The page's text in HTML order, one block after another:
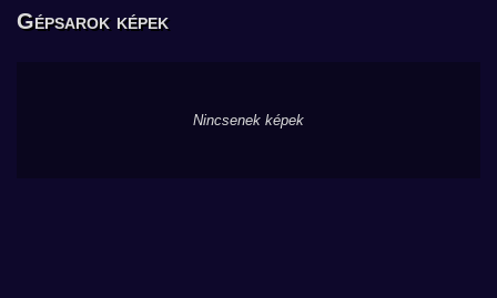
Gépsarok képek
Nincsenek képek